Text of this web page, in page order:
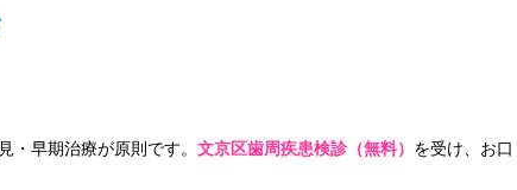
・早期治療が原則です。 文京区歯周疾患検診（無料） を受け、お口